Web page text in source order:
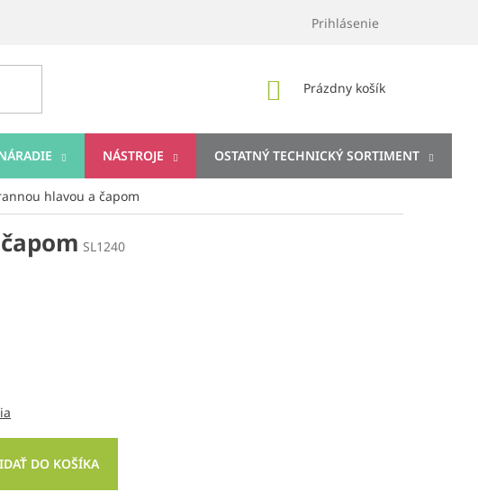
Prihlásenie
NÁKUPNÝ
Prázdny košík
NÁSTROJE OSTATNÝ TECHNICKÝ SORTIMENT
hlavou a čapom
SL1240
DO KOŠÍKA